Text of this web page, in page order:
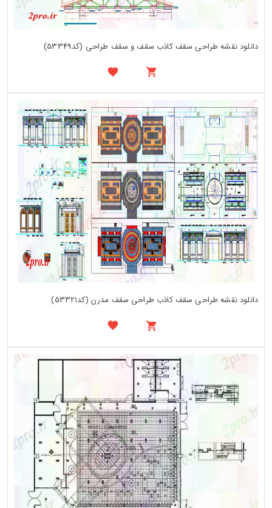
دانلود نقشه طراحی سقف کاذب سقف و سقف طراحی (کد53349)
دانلود نقشه طراحی سقف کاذب طراحی سقف مدرن (کد53321)